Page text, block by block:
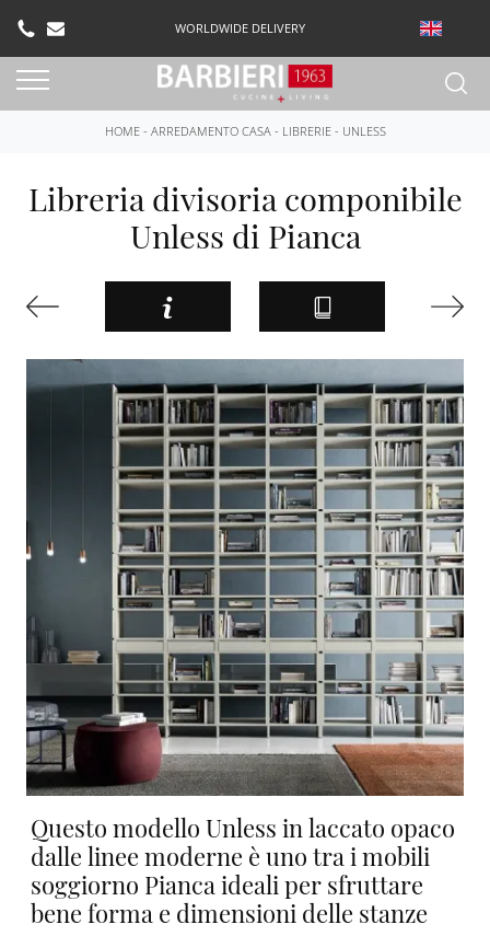
WORLDWIDE DELIVERY
HOME- ARREDAMENTO CASA- LIBRERIE - UNLESS
Libreria divisoria componibile
Unless di Pianca
Questo modello Unless in laccato opaco
dalle linee moderne è uno tra i mobili
soggiorno Pianca ideali per sfruttare
bene forma e dimensioni delle stanze